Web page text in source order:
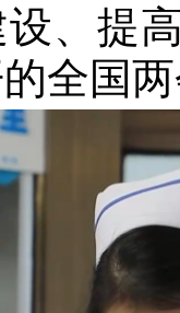
设、提
全国